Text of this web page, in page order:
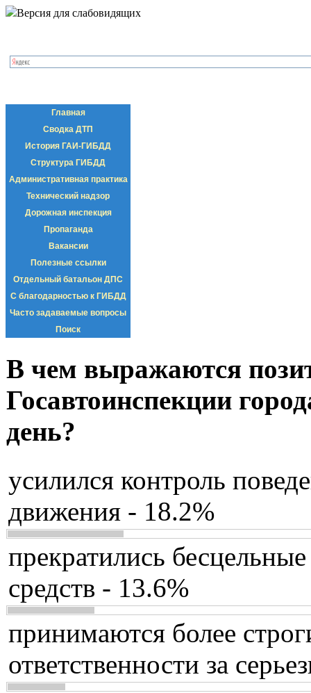
Версия для слабовидящих
Главная
Сводка ДТП
История ГАИ-ГИБДД
Структура ГИБДД
Административная практика
Технический надзор
Дорожная инспекция
Пропаганда
Вакансии
Полезные ссылки
Отдельный батальон ДПС
С благодарностью к ГИБДД
Часто задаваемые вопросы
Поиск
В чем выражаются
Госавтоинспекции
день?
усилился контроль
движения - 18.2%
прекратились
средств - 13.6%
принимаются более
ответственности за